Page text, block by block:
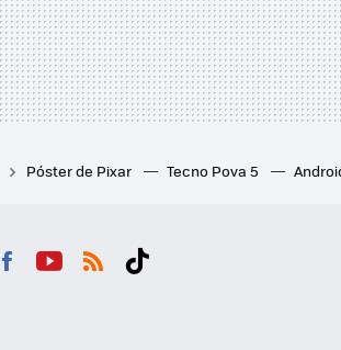
Póster de Pixar Tecno Pova 5